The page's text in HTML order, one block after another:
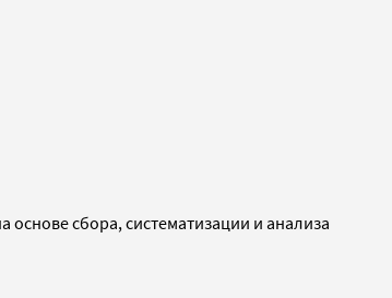
сбора, систематизации и анализа